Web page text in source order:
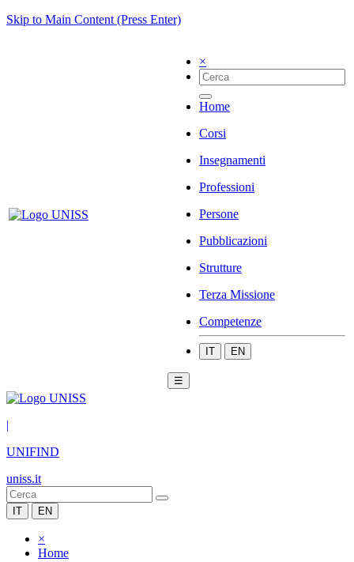
Skip to Main Content (Press Enter)
×
Home
Corsi
Insegnamenti
Professioni
Persone
Pubblicazioni
Strutture
Terza Missione
Competenze
IT EN
☰
|
UNIFIND
uniss.it
IT EN
×
Home